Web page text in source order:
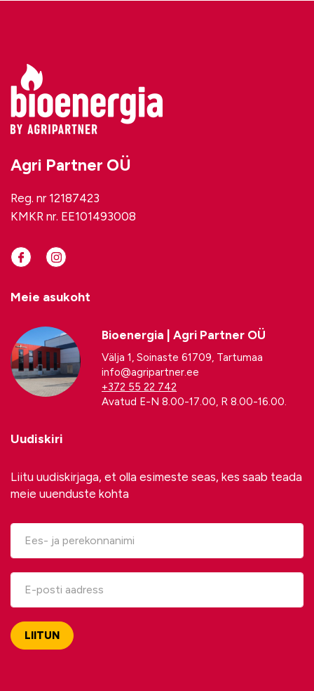
Agri Partner OÜ
Reg. nr 12187423
KMKR nr. EE101493008
Meie asukoht
Bioenergia | Agri Partner OÜ
Välja 1, Soinaste 61709, Tartumaa
info@agripartner.ee
+372 55 22 742
Avatud E-N 8.00-17.00, R 8.00-16.00.
Uudiskiri
Liitu uudiskirjaga, et olla esimeste seas, kes saab teada
meie uuenduste kohta